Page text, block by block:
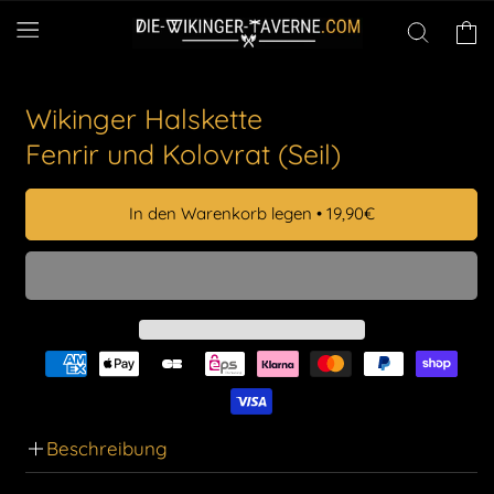
zum
Inhalt
Wikinger Halskette
Fenrir und Kolovrat (Seil)
In den Warenkorb legen • 19,90€
Beschreibung